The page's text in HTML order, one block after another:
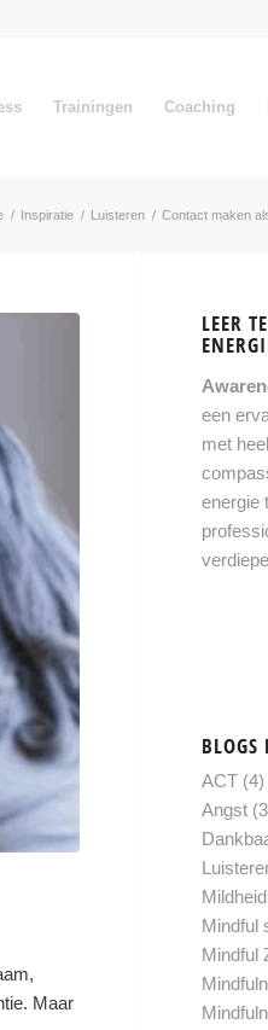
Trainingen Coaching
/ Inspiratie / Luisteren / Contact maken
Maar
LEER
een
met
energie
BLOGS
ACT (4)
Angst
Mindful
Mindful